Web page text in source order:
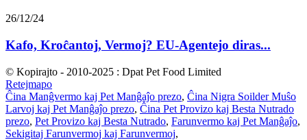
26/12/24
Kafo, Kroĉantoj, Vermoj? EU-Agentejo diras...
© Kopirajto - 2010-2025 : Dpat Pet Food Limited
Retejmapo
Ĉina Manĝvermo kaj Pet Manĝaĵo prezo, Ĉina Nigra Soilder Muŝo
Larvoj kaj Pet Manĝaĵo prezo, Ĉina Pet Provizo kaj Besta Nutrado
prezo, Pet Provizo kaj Besta Nutrado, Farunvermo kaj Pet Manĝaĵo,
Sekigitaj Farunvermoj kaj Farunvermoj,